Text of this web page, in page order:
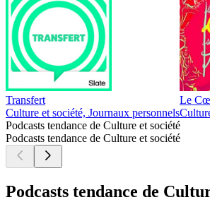
Transfert
Culture et société, Journaux personnels
Le
Podcasts tendance de Culture et société
Podcasts tendance de Culture et société
Podcasts tendance de